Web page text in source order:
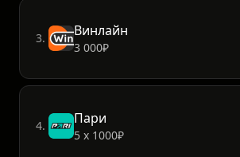
3. Винлайн
3 000₽
4. Пари
5 х 1000₽